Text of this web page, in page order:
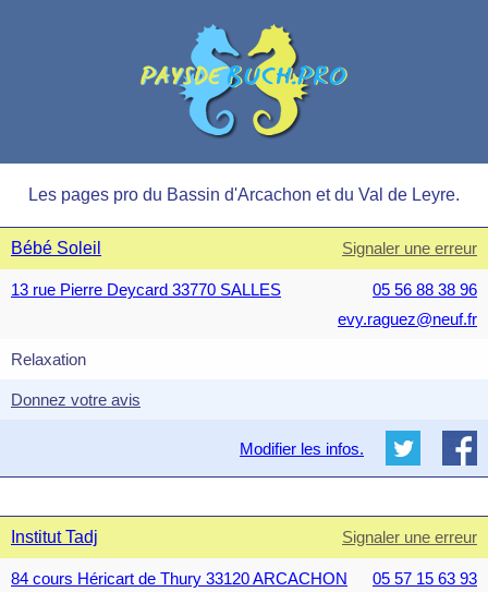
Les pages pro du Bassin d'Arcachon et du Val de Leyre.
Bébé Soleil Signaler une erreur
13 rue Pierre Deycard 33770 SALLES
05 56 88 38 96
evy.raguez@neuf.fr
Relaxation
Donnez votre avis
Modifier les infos.
Institut Tadj Signaler une erreur
84 cours Héricart de Thury 33120 ARCACHON 05 57 15 63 93